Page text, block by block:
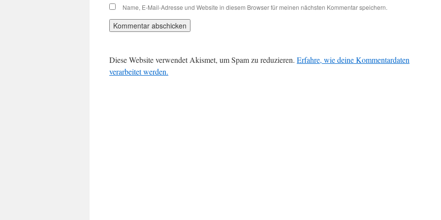
Name, E-Mail-Adresse und Website in diesem Browser für meinen nächsten Kommentar speichern.
Diese Website verwendet Akismet, um Spam zu reduzieren. Erfahre, wie deine Kommentardaten
verarbeitet werden.